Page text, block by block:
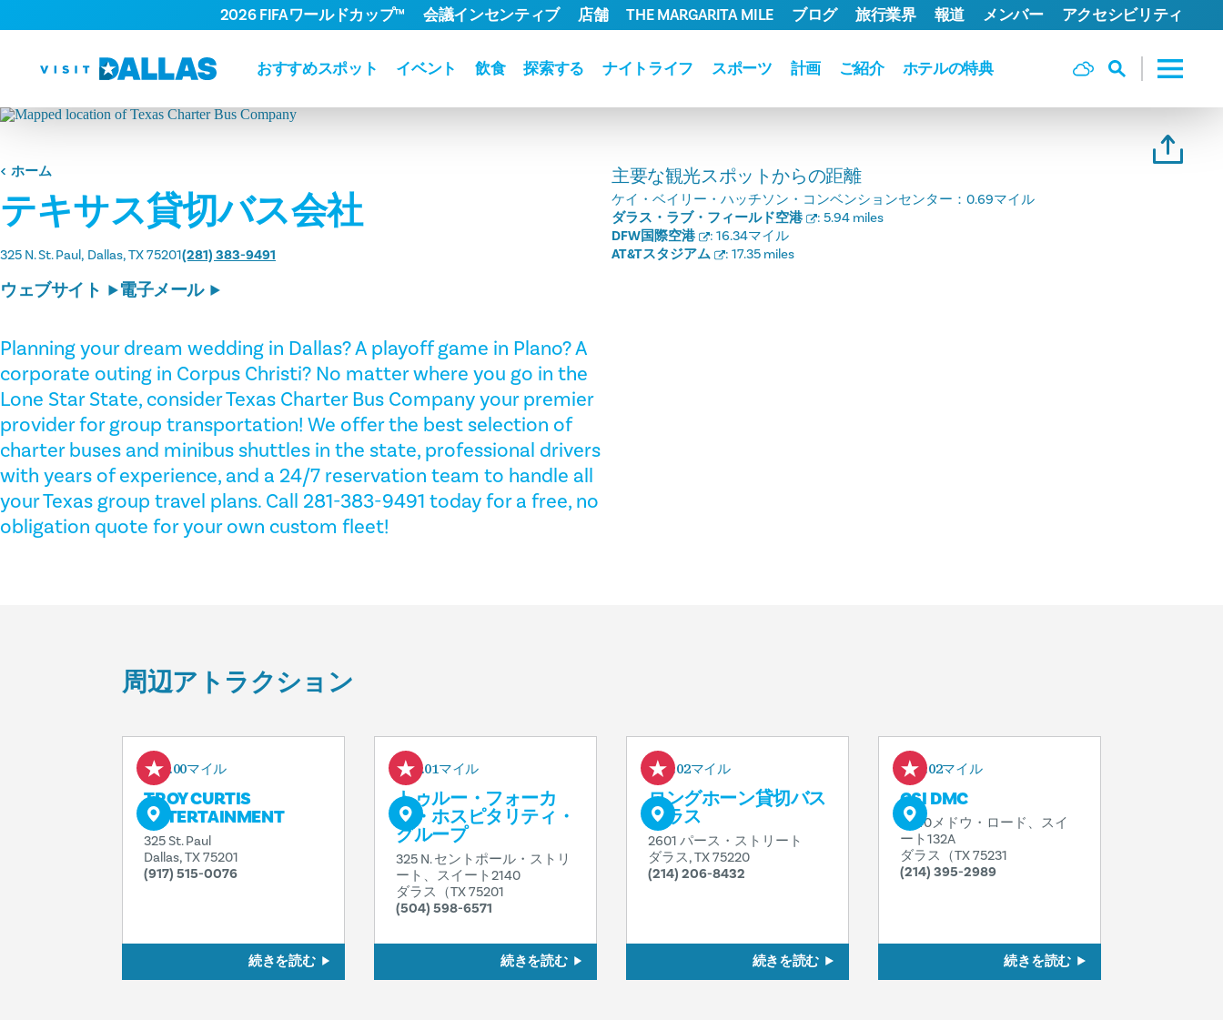
コンテンツへスキップ
おすすめスポット イベント 飲食 探索する ナイトライフ スポーツ 計画 ご紹介 ホテルの特典
2026 FIFAワールドカップ™ 会議インセンティブ 店舗 THE MARGARITA MILE ブログ 旅行業界 報道 メンバー アクセシビリティ
ホーム
テキサス貸切バス会社
325 N. St. Paul Dallas, TX 75201(281) 383-9491
ウェブサイト 電子メール
Planning your dream wedding in Dallas? A playoff game in Plano? A
corporate outing in Corpus Christi? No matter where you go in the
Lone Star State, consider Texas Charter Bus Company your premier
provider for group transportation! We offer the best selection of
charter buses and minibus shuttles in the state, professional drivers
with years of experience, and a 24/7 reservation team to handle all
your Texas group travel plans. Call 281-383-9491 today for a free, no
obligation quote for your own custom fleet!
主要な観光スポットからの距離
ケイ・ベイリー・ハッチソン・コンベンションセンター： 0.69マイル
ダラス・ラブ・フィールド空港
: 5.94 miles
DFW国際空港
: 16.34マイル
AT&Tスタジアム
: 17.35 miles
周辺アトラクション
0.00マイル
TROY CURTIS
ENTERTAINMENT
325 St. Paul
Dallas, TX 75201
(917) 515-0076
続きを読む
0.01マイル
トゥルー・フォーカ
ス・ホスピタリティ・
グループ
325 N. セントポール・ストリ
ート、スイート2140
ダラス（TX 75201
(504) 598-6571
続きを読む
0.02マイル
ロングホーン貸切バス
ダラス
2601 パース・ストリート
ダラス, TX 75220
(214) 206-8432
続きを読む
0.02マイル
CSI DMC
8340メドウ・ロード、スイ
ート132A
ダラス（TX 75231
(214) 395-2989
続きを読む